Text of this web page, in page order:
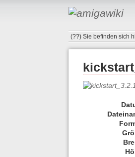
(??)Sie befinden sich